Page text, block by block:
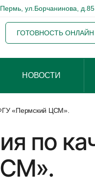
ул.Борчанинова, д.85
ГОТОВНОСТЬ ОНЛАЙН
НОВОСТИ
ФГУ «Пермский ЦСМ».
по